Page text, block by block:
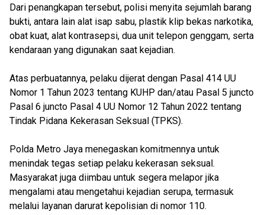
Dari penangkapan tersebut, polisi menyita sejumlah barang
bukti, antara lain alat isap sabu, plastik klip bekas narkotika,
obat kuat, alat kontrasepsi, dua unit telepon genggam, serta
kendaraan yang digunakan saat kejadian.
Atas perbuatannya, pelaku dijerat dengan Pasal 414 UU
Nomor 1 Tahun 2023 tentang KUHP dan/atau Pasal 5 juncto
Pasal 6 juncto Pasal 4 UU Nomor 12 Tahun 2022 tentang
Tindak Pidana Kekerasan Seksual (TPKS).
Polda Metro Jaya menegaskan komitmennya untuk
menindak tegas setiap pelaku kekerasan seksual.
Masyarakat juga diimbau untuk segera melapor jika
mengalami atau mengetahui kejadian serupa, termasuk
melalui layanan darurat kepolisian di nomor 110.